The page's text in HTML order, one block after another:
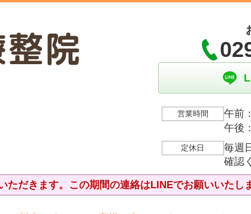
営業時間
午前
午後
定休日 毎週
確認
ただきます。この期間の連絡はLINEでお願いいたし